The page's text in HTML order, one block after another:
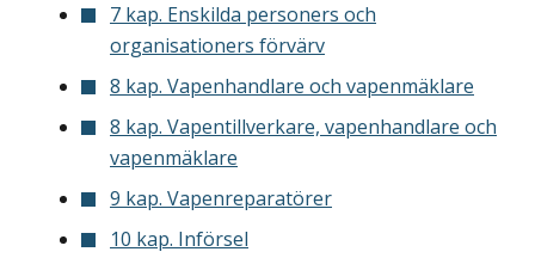
7 kap. Enskilda personers och
organisationers förvärv
8 kap. Vapenhandlare och vapenmäklare
8 kap. Vapentillverkare, vapenhandlare och
vapenmäklare
9 kap. Vapenreparatörer
10 kap. Införsel